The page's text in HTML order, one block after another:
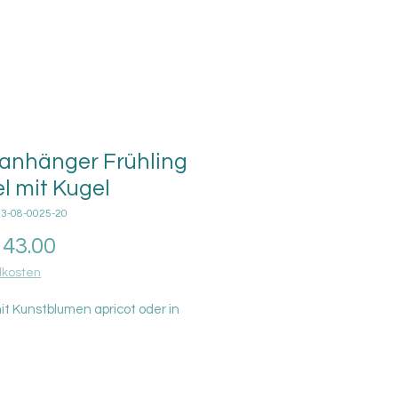
Frühling
mit Kugel
08-0025-20
Kunstblumen apricot oder in